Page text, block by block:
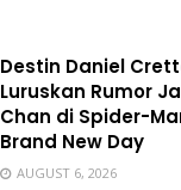
Destin Daniel
Luruskan Rumor
Chan di Spider-
Brand New Day
AUGUST 6, 2026